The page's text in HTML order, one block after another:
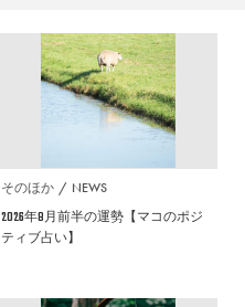
そのほか NEWS
2026年8月前半の運勢【マコのポジ
ティブ占い】